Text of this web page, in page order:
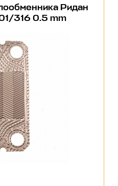
Ридан
316 0.5 mm